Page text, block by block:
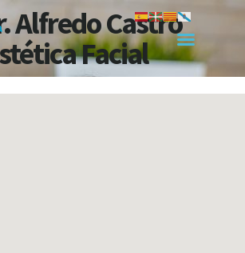
Alfredo Castro
Facial